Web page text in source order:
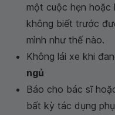
một cuộc hẹn hoặc
không biết trước
mình như thế nào.
Không lái xe khi
ngủ
Báo cho bác sĩ
bất kỳ tác dụng